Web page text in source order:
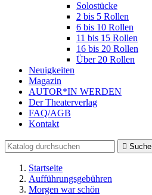
Solostücke
2 bis 5 Rollen
6 bis 10 Rollen
11 bis 15 Rollen
16 bis 20 Rollen
Über 20 Rollen
Neuigkeiten
Magazin
AUTOR*IN WERDEN
Der Theaterverlag
FAQ/AGB
Kontakt
 Suche
Startseite
Aufführungsgebühren
Morgen war schön